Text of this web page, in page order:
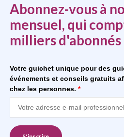
Abonnez-vous à
mensuel, qui
milliers d'abonnés
Votre guichet unique pour des
événements et conseils gratuits
chez les personnes. *